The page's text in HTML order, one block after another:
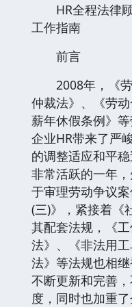
HR全程法律
工作指南
前言
2008年，《劳
仲裁法》、《劳
薪年休假条例》
企业HR带来了严
的调整适应和平
非常活跃的一年
于审理劳动争议
(三)》，紧接着《
其配套法规，《
法》、《非法用
法》等法规也相
不断更新和完善
度，同时也加重